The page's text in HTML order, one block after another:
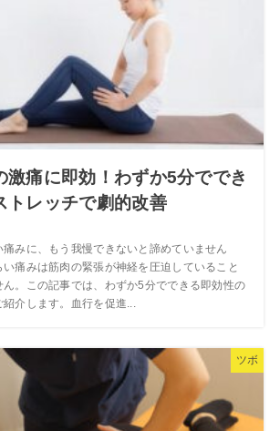
激痛に即効！わずか5分ででき
トレッチで劇的改善
みに、もう我慢できないと諦めていません
痛みは筋肉の緊張が神経を圧迫していること
。この記事では、わずか5分でできる即効性の
介します。血行を促進...
ツボ